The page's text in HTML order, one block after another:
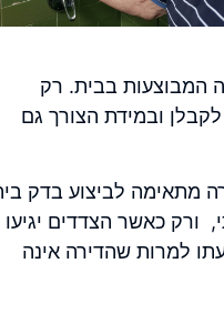
המבוצעות בבית. רק
ובמידת הצורך גם
מתאימה לביצוע בדק
ורק כאשר הצדדים יגיעו
למרות שהדירה אינה